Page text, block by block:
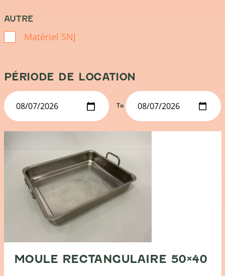
AUTRE
Matériel SNJ
PÉRIODE DE LOCATION
To
MOULE RECTANGULAIRE 50×40